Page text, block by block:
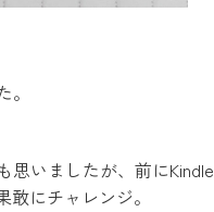
思いましたが、前にKindle
にチャレンジ。